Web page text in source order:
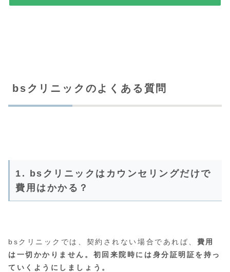
bsクリニックのよくある質問
1. bsクリニックはカウンセリングだけで
費用はかかる？
bsクリニックでは、契約されない場合であれば、 費用
は一切かかりません。初回来院時には身分証明証を持っ
ていくようにしましょう。